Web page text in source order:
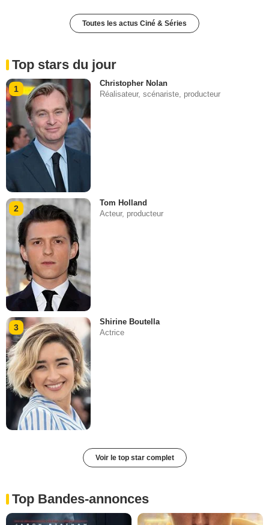
Toutes les actus Ciné & Séries
Top stars du jour
1
Christopher Nolan
Réalisateur, scénariste, producteur
2
Tom Holland
Acteur, producteur
3
Shirine Boutella
Actrice
Voir le top star complet
Top Bandes-annonces